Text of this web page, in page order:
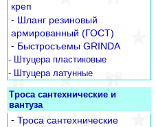
креп
- Шланг резиновый
армированный (ГОСТ)
- Быстросъемы GRINDA
- Штуцера пластиковые
- Штуцера латунные
Троса сантехнические и
вантуза
- Троса сантехнические